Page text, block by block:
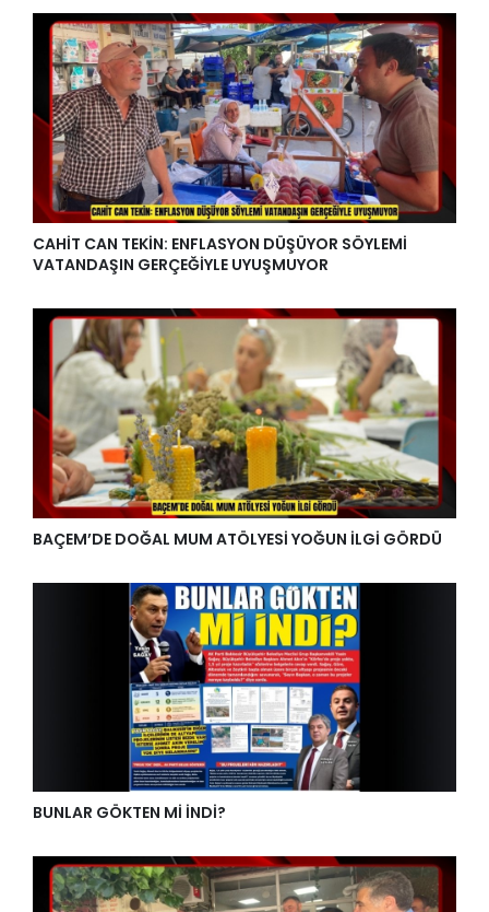
CAHİT CAN TEKİN: ENFLASYON DÜŞÜYOR SÖYLEMİ
VATANDAŞIN GERÇEĞİYLE UYUŞMUYOR
BAÇEM’DE DOĞAL MUM ATÖLYESİ YOĞUN İLGİ GÖRDÜ
BUNLAR GÖKTEN Mİ İNDİ?